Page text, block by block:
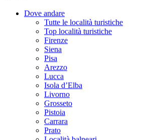
Dove andare
Tutte le località turistiche
Top località turistiche
Firenze
Siena
Pisa
Arezzo
Lucca
Isola d’Elba
Livorno
Grosseto
Pistoia
Carrara
Prato